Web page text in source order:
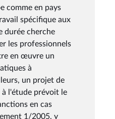
comme en pays
spécifique aux
durée cherche
les professionnels
en œuvre un
à
un projet de
l'étude prévoit le
en cas
1/2005, y